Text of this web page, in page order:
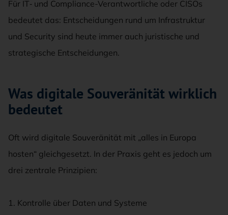
Für IT‑ und Compliance-Verantwortliche oder CISOs
bedeutet das: Entscheidungen rund um Infrastruktur
und Security sind heute immer auch juristische und
strategische Entscheidungen.
Was digitale Souveränität wirklich
bedeutet
Oft wird digitale Souveränität mit „alles in Europa
hosten“ gleichgesetzt. In der Praxis geht es jedoch um
drei zentrale Prinzipien:
1. Kontrolle über Daten und Systeme